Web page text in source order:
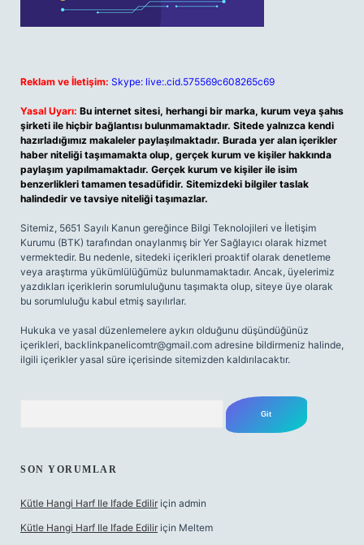
Reklam ve İletişim: Skype: live:.cid.575569c608265c69
Yasal Uyarı: Bu internet sitesi, herhangi bir marka, kurum veya şahıs
şirketi ile hiçbir bağlantısı bulunmamaktadır. Sitede yalnızca kendi
hazırladığımız makaleler paylaşılmaktadır. Burada yer alan içerikler
haber niteliği taşımamakta olup, gerçek kurum ve kişiler hakkında
paylaşım yapılmamaktadır. Gerçek kurum ve kişiler ile isim
benzerlikleri tamamen tesadüfidir. Sitemizdeki bilgiler taslak
halindedir ve tavsiye niteliği taşımazlar.
Sitemiz, 5651 Sayılı Kanun gereğince Bilgi Teknolojileri ve İletişim
Kurumu (BTK) tarafından onaylanmış bir Yer Sağlayıcı olarak hizmet
vermektedir. Bu nedenle, sitedeki içerikleri proaktif olarak denetleme
veya araştırma yükümlülüğümüz bulunmamaktadır. Ancak, üyelerimiz
yazdıkları içeriklerin sorumluluğunu taşımakta olup, siteye üye olarak
bu sorumluluğu kabul etmiş sayılırlar.
Hukuka ve yasal düzenlemelere aykırı olduğunu düşündüğünüz
içerikleri, backlinkpanelicomtr@gmail.com adresine bildirmeniz halinde,
ilgili içerikler yasal süre içerisinde sitemizden kaldırılacaktır.
SON YORUMLAR
Kütle Hangi Harf Ile Ifade Edilir için admin
Kütle Hangi Harf Ile Ifade Edilir için Meltem